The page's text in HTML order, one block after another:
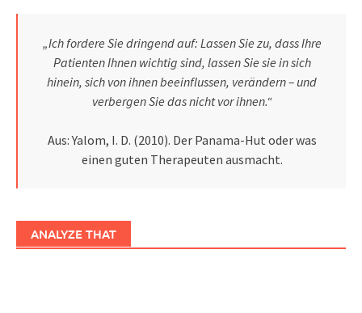
„Ich fordere Sie dringend auf: Lassen Sie zu, dass Ihre
Patienten Ihnen wichtig sind, lassen Sie sie in sich
hinein, sich von ihnen beeinflussen, verändern – und
verbergen Sie das nicht vor ihnen.“
Aus: Yalom, I. D. (2010). Der Panama-Hut oder was
einen guten Therapeuten ausmacht.
ANALYZE THAT